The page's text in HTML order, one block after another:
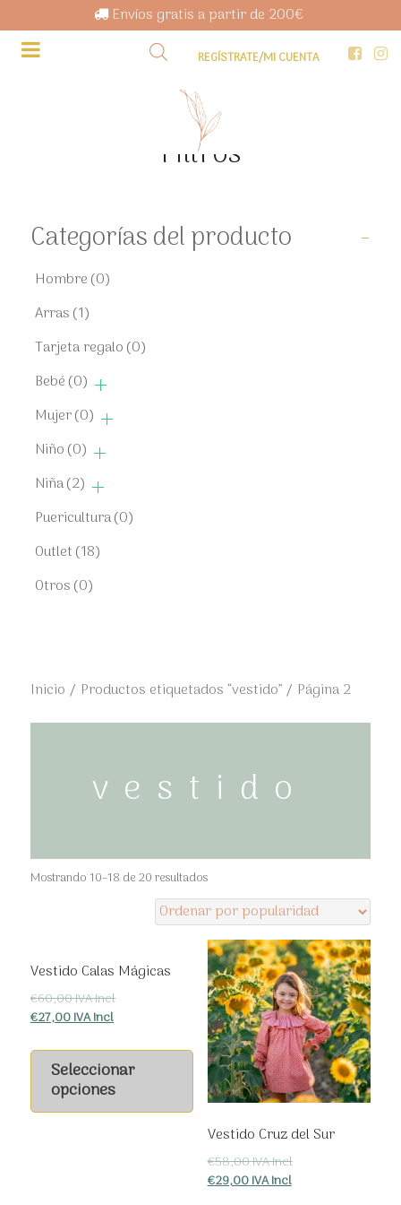
Envíos gratis a partir de 200€
REGÍSTRATE/MI CUENTA
Filtros
Categorías del producto -
Hombre(0)
Arras(1)
Tarjeta regalo(0)
Bebé(0)
Mujer(0)
Niño(0)
Niña(2)
Puericultura(0)
Outlet(18)
Otros(0)
Inicio / Productos etiquetados “vestido”/ Página 2
vestido
Mostrando 10–18 de 20 resultadosOrdenado
por
popularidad
Vestido Calas Mágicas
€60,00IVA Incl
€27,00IVA Incl
Seleccionar
opciones
Este
producto
tiene
múltiples
variantes.
opciones
se
Vestido Cruz del Sur
€58,00IVA Incl
€29,00IVA Incl